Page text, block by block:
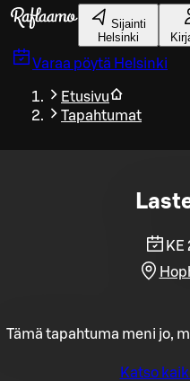
Siirry pääsisältöön
Sijainti
Helsinki
Varaa pöytä Helsinki
Etusivu
Tapahtumat
Tämä tapahtuma meni jo,
Katso